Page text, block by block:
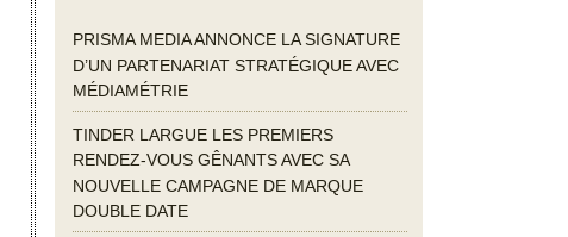
PRISMA MEDIA ANNONCE LA SIGNATURE
D’UN PARTENARIAT STRATÉGIQUE AVEC
MÉDIAMÉTRIE
TINDER LARGUE LES PREMIERS
RENDEZ-VOUS GÊNANTS AVEC SA
NOUVELLE CAMPAGNE DE MARQUE
DOUBLE DATE